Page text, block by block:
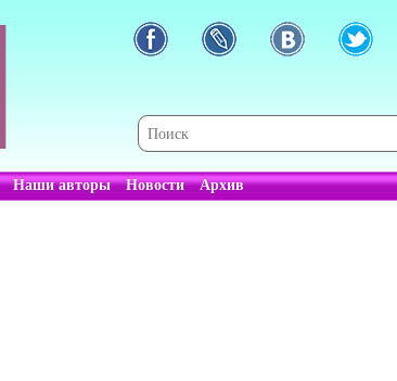
Наши авторы Новости Архив